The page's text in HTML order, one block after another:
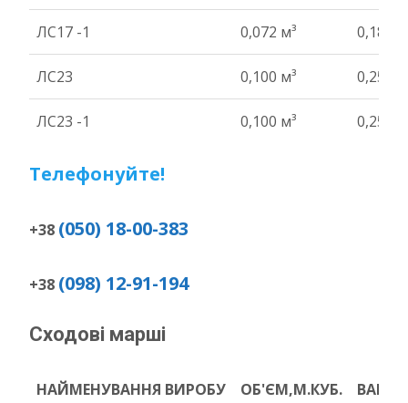
ЛС17 -1 0,072 м³ 0,18 т
ЛС23 0,100 м³ 0,25 т
ЛС23 -1 0,100 м³ 0,25 т
Телефонуйте!
+38 (050) 18-00-383
+38 (098) 12-91-194
Сходові марші
НАЙМЕНУВАННЯ ВИРОБУ ОБ'ЄМ,М.КУБ.
ВАГА